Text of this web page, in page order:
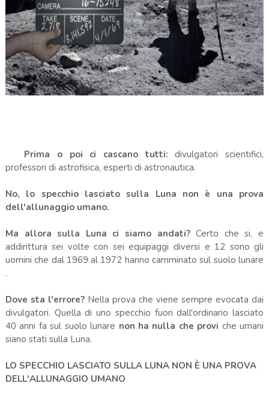
Prima o poi ci cascano tutti:divulgatori scientifici,
professori di astrofisica, esperti di astronautica.
No, lo specchio lasciato sulla Luna non è una prova
dell'allunaggio umano.
Ma allora sulla Luna ci siamo andati?Certo che si, e
addirittura sei volte con sei equipaggi diversi e 12 sono gli
uomini che dal 1969 al 1972 hanno camminato sul suolo lunare
.
Dove sta l'errore? Nella prova che viene sempre evocata dai
divulgatori. Quella di uno specchio fuori dall'ordinario lasciato
40 anni fa sul suolo lunare non ha nulla che provi che umani
siano stati sulla Luna.
LO SPECCHIO LASCIATO SULLA LUNA NON È UNA PROVA
DELL'ALLUNAGGIO UMANO